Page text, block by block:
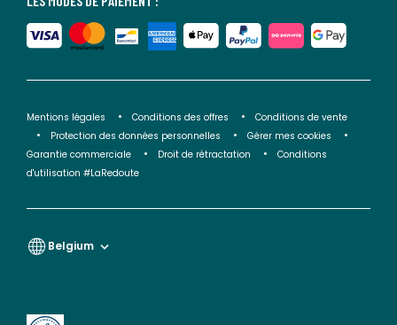
Mentions légales Conditions des offres
Conditions de vente
Protection des données personnelles
Gérer mes cookies
Garantie commerciale
Droit de rétractation
Conditions
d'utilisation #LaRedoute
Belgium